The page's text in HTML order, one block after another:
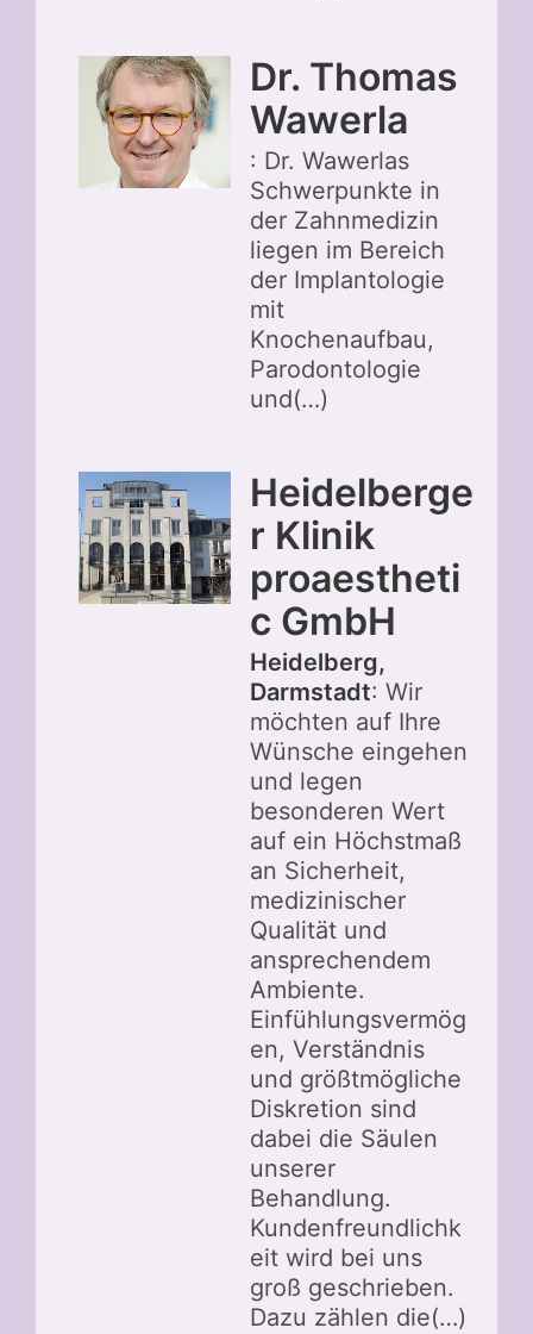
Dr. Thomas
Wawerla
: Dr. Wawerlas
Schwerpunkte in
der Zahnmedizin
liegen im Bereich
der Implantologie
mit
Knochenaufbau,
Parodontologie
und(…)
Heidelberge
r Klinik
proaestheti
c GmbH
Heidelberg,
Darmstadt: Wir
möchten auf Ihre
Wünsche eingehen
und legen
besonderen Wert
auf ein Höchstmaß
an Sicherheit,
medizinischer
Qualität und
ansprechendem
Ambiente.
Einfühlungsvermög
en, Verständnis
und größtmögliche
Diskretion sind
dabei die Säulen
unserer
Behandlung.
Kundenfreundlichk
eit wird bei uns
groß geschrieben.
Dazu zählen die(…)